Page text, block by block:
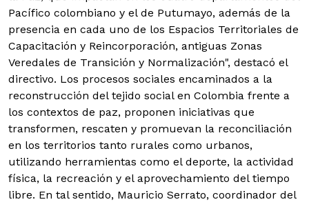
Pacífico colombiano y el de Putumayo, además de la
presencia en cada uno de los Espacios Territoriales de
Capacitación y Reincorporación, antiguas Zonas
Veredales de Transición y Normalización", destacó el
directivo. Los procesos sociales encaminados a la
reconstrucción del tejido social en Colombia frente a
los contextos de paz, proponen iniciativas que
transformen, rescaten y promuevan la reconciliación
en los territorios tanto rurales como urbanos,
utilizando herramientas como el deporte, la actividad
física, la recreación y el aprovechamiento del tiempo
libre. En tal sentido, Mauricio Serrato, coordinador del